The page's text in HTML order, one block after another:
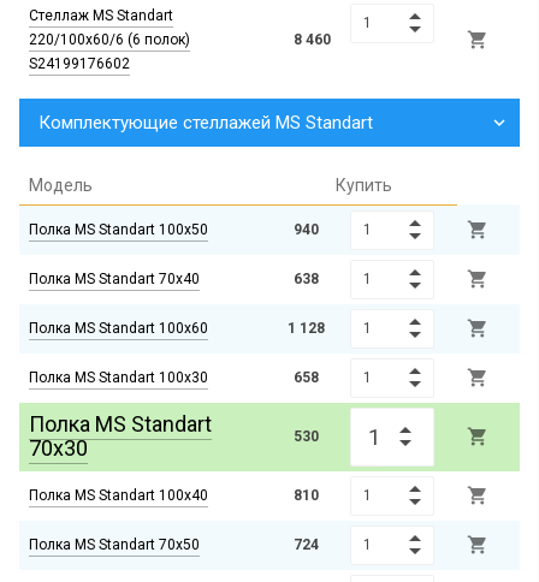
Стеллаж MS Standart
220/100х60/6 (6 полок)
S24199176602
8 460 
Комплектующие стеллажей MS Standart
Модель Купить
Полка MS Standart 100х50 940 
Полка MS Standart 70х40 638 
Полка MS Standart 100х60 1 128 
Полка MS Standart 100х30 658 
Полка MS Standart
70х30
530 
Полка MS Standart 100х40 810 
Полка MS Standart 70х50 724 